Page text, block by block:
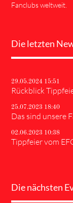
Fanclubs weltweit.
Die letzten
29.05.2024 15:51
Rückblick
25.07.2023 18:40
Das sind unsere
02.06.2023 10:38
Tippfeier vom
Die nächsten